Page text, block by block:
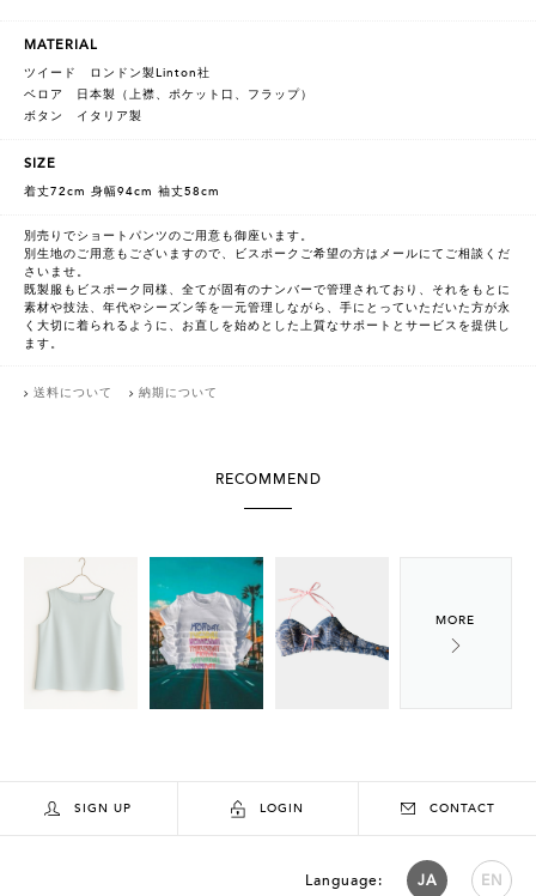
MATERIAL
ツイード ロンドン製Linton社
ベロア 日本製（上襟、ポケット口、フラップ）
ボタン イタリア製
SIZE
着丈72cm 身幅94cm 袖丈58cm
別売りでショートパンツのご用意も御座います。
別生地のご用意もございますので、ビスポークご希望の方はメールにてご相談くだ
さいませ。
既製服もビスポーク同様、全てが固有のナンバーで管理されており、それをもとに
素材や技法、年代やシーズン等を一元管理しながら、手にとっていただいた方が永
く大切に着られるように、お直しを始めとした上質なサポートとサービスを提供し
ます。
送料について 納期について
RECOMMEND
SIGN UP LOGIN CONTACT
Language: JA EN